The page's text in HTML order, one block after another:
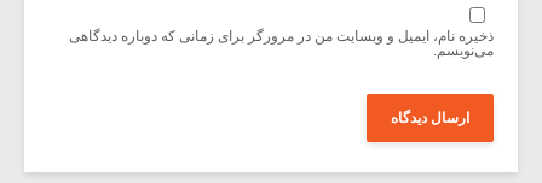
ذخیره نام، ایمیل و وبسایت من در مرورگر برای زمانی که دوباره دیدگاهی
می‌نویسم.